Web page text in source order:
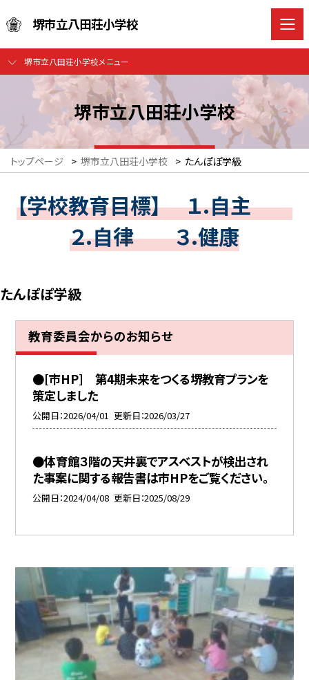
堺市立八田荘小学校
堺市立八田荘小学校メニュー
堺市立八田荘小学校
トップページ > 堺市立八田荘小学校 > たんぽぽ学級
【学校教育目標】 １.自主
２.自律 ３.健康
たんぽぽ学級
教育委員会からのお知らせ
●[市HP] 第4期未来をつくる堺教育プランを
策定しました
公開日 2026/04/01 更新日 2026/03/27
●体育館３階の天井裏でアスベストが検出され
た事案に関する報告書は市HPをご覧ください。
公開日 2024/04/08 更新日 2025/08/29